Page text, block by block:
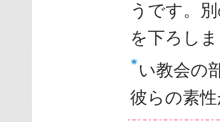
うです。
を下ろし
い教会の
彼らの素